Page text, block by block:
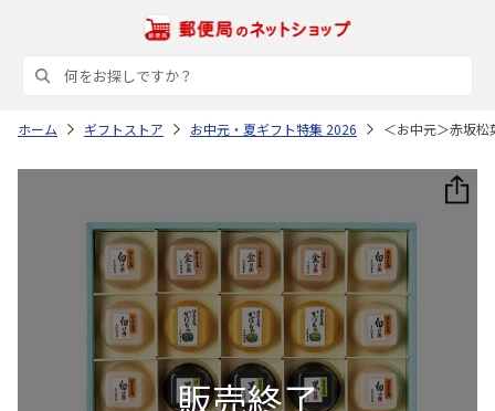
ホーム ギフトストア お中元・夏ギフト特集 2026 ＜お中元＞赤坂